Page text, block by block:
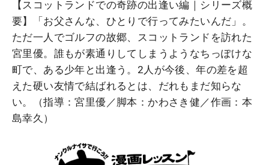
【スコットランドでの奇跡の出逢い編｜シリーズ概
要】「お父さんな、ひとりで行ってみたいんだ」。
ただ一人でゴルフの故郷、スコットランドを訪れた
宮里優。誰もが素通りしてしまうようなちっぽけな
町で、ある少年と出逢う。2人が今後、年の差を超
えた硬い友情で結ばれるとは、だれもまだ知らな
い。（指導：宮里優／脚本：かわさき健／作画：本
島幸久）